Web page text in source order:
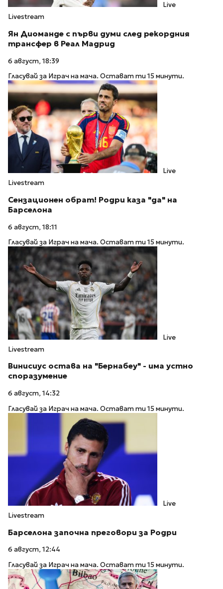
Live
Livestream
Ян Диоманде с първи думи след рекордния
трансфер в Реал Мадрид
6 август, 18:39
Гласувай за Играч на мача. Остават ти 15 минути.
Live
Livestream
Сензационен обрат! Родри каза "да" на
Барселона
6 август, 18:11
Гласувай за Играч на мача. Остават ти 15 минути.
Live
Livestream
Винисиус остава на "Бернабеу" - има устно
споразумение
6 август, 14:32
Гласувай за Играч на мача. Остават ти 15 минути.
Live
Livestream
Барселона започна преговори за Родри
6 август, 12:44
Гласувай за Играч на мача. Остават ти 15 минути.